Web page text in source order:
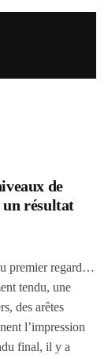
de
un résultat
premier regard…
tendu, une
des arêtes
l’impression
final, il y a